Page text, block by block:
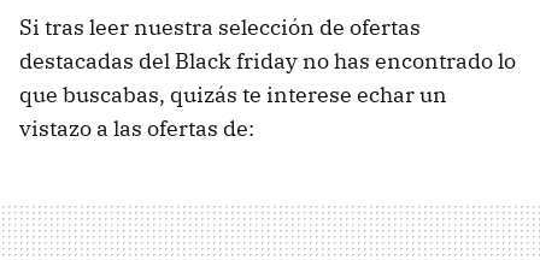
Si tras leer nuestra selección de ofertas
destacadas del Black friday no has encontrado lo
que buscabas, quizás te interese echar un
vistazo a las ofertas de: